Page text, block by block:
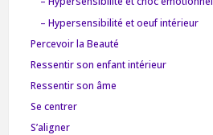
– Hypersensibilité et oeuf intérieur
Percevoir la Beauté
Ressentir son enfant intérieur
Ressentir son âme
Se centrer
S’aligner